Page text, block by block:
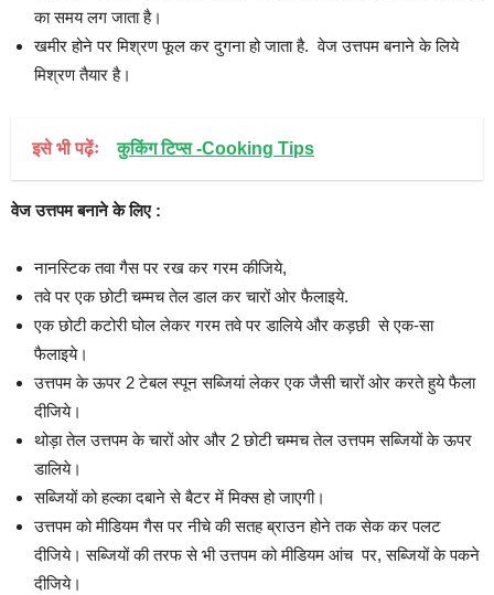
का समय लग जाता है।
खमीर होने पर मिश्रण फूल कर दुगना हो जाता है. वेज उत्तपम बनाने के लिये
मिश्रण तैयार है।
इसे भी पढ़ेंः कुकिंग टिप्स -Cooking Tips
वेज उत्तपम बनाने के लिए :
नानस्टिक तवा गैस पर रख कर गरम कीजिये,
तवे पर एक छोटी चम्मच तेल डाल कर चारों ओर फैलाइये.
एक छोटी कटोरी घोल लेकर गरम तवे पर डालिये और कड़छी से एक-सा
फैलाइये।
उत्तपम के ऊपर 2 टेबल स्पून सब्जियां लेकर एक जैसी चारों ओर करते हुये फैला
दीजिये।
थोड़ा तेल उत्तपम के चारों ओर और 2 छोटी चम्मच तेल उत्तपम सब्जियों के ऊपर
डालिये।
सब्जियों को हल्का दबाने से बैटर में मिक्स हो जाएगी।
उत्तपम को मीडियम गैस पर नीचे की सतह ब्राउन होने तक सेक कर पलट
दीजिये। सब्जियों की तरफ से भी उत्तपम को मीडियम आंच पर, सब्जियों के पकने
दीजिये।